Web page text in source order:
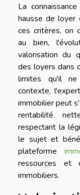
La
hausse de loyer
ces critères, on
au bien,
valorisation du
des loyers dans
limites qu'il
contexte,
immobilier peut
rentabilité
respectant la
le sujet et
plateforme
ressources et
immobiliers.